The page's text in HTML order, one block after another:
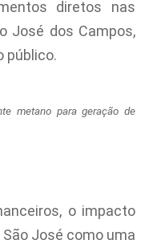
diretos nas
José dos Campos,
público.
metano para geração de
o impacto
José como uma